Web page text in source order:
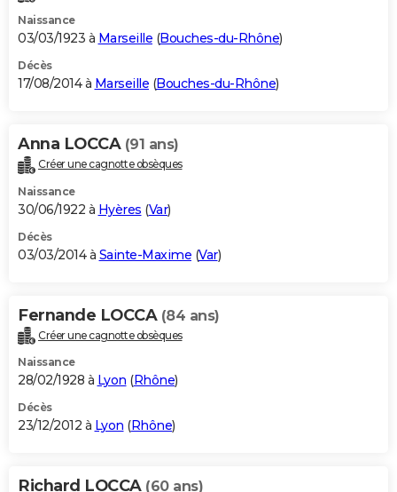
Naissance
03/03/1923 à Marseille (Bouches-du-Rhône)
Décès
17/08/2014 à Marseille (Bouches-du-Rhône)
Anna LOCCA (91 ans)
Créer une cagnotte obsèques
Naissance
30/06/1922 à Hyères (Var)
Décès
03/03/2014 à Sainte-Maxime (Var)
Fernande LOCCA (84 ans)
Créer une cagnotte obsèques
Naissance
28/02/1928 à Lyon (Rhône)
Décès
23/12/2012 à Lyon (Rhône)
Richard LOCCA (60 ans)